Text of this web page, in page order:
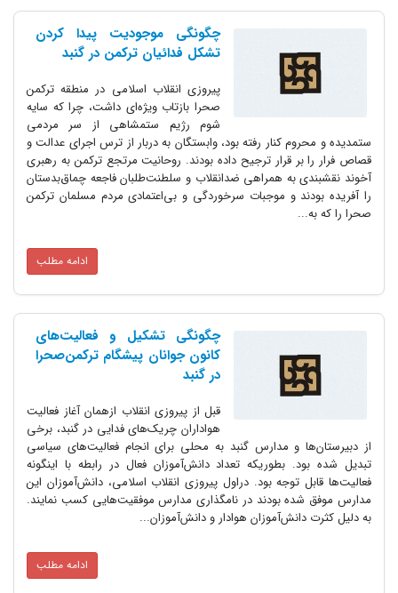
چگونگی موجودیت پیدا کردن
تشکل فدائیان ترکمن در گنبد
پیروزی انقلاب اسلامی در منطقه ترکمن
صحرا بازتاب ویژه‌ای داشت، چرا که سایه
شوم رژیم ستمشاهی از سر مردمی
ستمدیده و محروم کنار رفته بود، وابستگان به دربار از ترس اجرای عدالت و
قصاص فرار را بر قرار ترجیح داده بودند. روحانیت مرتجع ترکمن به رهبری
آخوند نقشبندی به همراهی ضدانقلاب و سلطنت‌طلبان فاجعه چماق‌بدستان
را آفریده بودند و موجبات سرخوردگی و بی‌اعتمادی مردم مسلمان ترکمن
صحرا را که به...
ادامه مطلب
چگونگی تشکیل و فعالیت‌های
کانون جوانان پیشگام ترکمن‌صحرا
در گنبد
قبل از پیروزی انقلاب ازهمان آغاز فعالیت
هواداران چریک‌های فدایی در گنبد، برخی
از دبیرستان‌ها و مدارس گنبد به محلی برای انجام فعالیت‌های سیاسی
تبدیل شده بود. بطوریکه تعداد دانش‌آموزان فعال در رابطه با اینگونه
فعالیت‌ها قابل توجه بود. دراول پیروزی انقلاب اسلامی، دانش‌آموزان این
مدارس موفق شده بودند در نامگذاری مدارس موفقیت‌هایی کسب نمایند.
به دلیل کثرت دانش‌آموزان هوادار و دانش‌آموزان...
ادامه مطلب